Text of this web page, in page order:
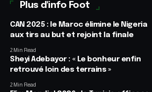
Plus d'info Foot
CAN 2025 : le Maroc élimine le Nigeria
aux tirs au but et rejoint la finale
2 Min Read
Sheyi Adebayor : « Le bonheur enfin
retrouvé loin des terrains »
2 Min Read